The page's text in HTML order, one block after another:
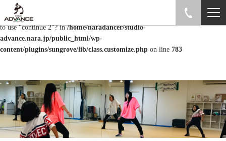
Warning: "continue" targeting switch is equivalent to "break". Did you mean
to use "continue 2"? in/home/naradancer/studio-
advance.nara.jp/public_html/wp-
content/plugins/sungrove/lib/class.customize.php on line 783